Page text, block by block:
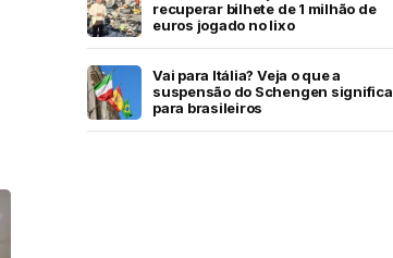
recuperar bilhete de 1 milhão de
euros jogado no lixo
Vai para Itália? Veja o que a
suspensão do Schengen significa
para brasileiros